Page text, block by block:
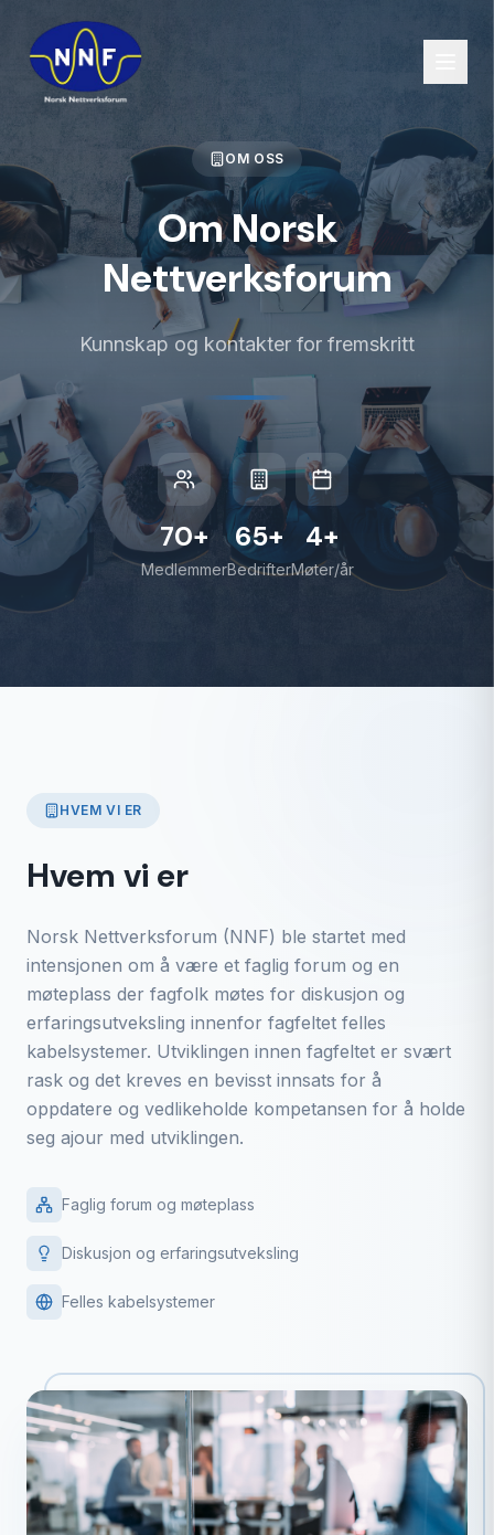
OM OSS
Om Norsk
Nettverksforum
Kunnskap og kontakter for fremskritt
70+
Medlemmer
65+
Bedrifter
4+
Møter/år
HVEM VI ER
Hvem vi er
Norsk Nettverksforum (NNF) ble startet med
intensjonen om å være et faglig forum og en
møteplass der fagfolk møtes for diskusjon og
erfaringsutveksling innenfor fagfeltet felles
kabelsystemer. Utviklingen innen fagfeltet er svært
rask og det kreves en bevisst innsats for å
oppdatere og vedlikeholde kompetansen for å holde
seg ajour med utviklingen.
Faglig forum og møteplass
Diskusjon og erfaringsutveksling
Felles kabelsystemer